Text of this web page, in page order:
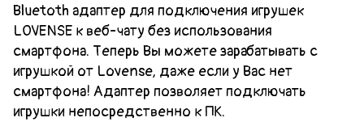
Bluetoth адаптер для подключения игрушек
LOVENSE к веб-чату без использования
смартфона. Теперь Вы можете зарабатывать с
игрушкой от Lovense, даже если у Вас нет
смартфона! Адаптер позволяет подключать
игрушки непосредственно к ПК.